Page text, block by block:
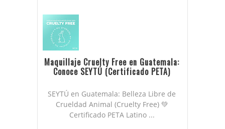
Maquillaje Cruelty Free en Guatemala:
Conoce SEYTÚ (Certificado PETA)
SEYTÚ en Guatemala: Belleza Libre de
Crueldad Animal (Cruelty Free) 💚
Certificado PETA Latino ...